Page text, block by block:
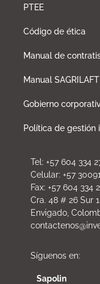
PTEE
Código de ética
Manual de
Manual
Gobierno
Política de gestión
Tel: +57 604 334
Celular: +57
Fax: +57 604 334
Cra. 48 # 26 Sur
Envigado,
Síguenos en:
Sapolin